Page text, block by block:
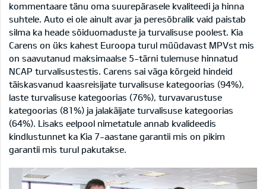
kommentaare tänu oma suurepärasele kvaliteedi ja hinna
suhtele. Auto ei ole ainult avar ja peresõbralik vaid paistab
silma ka heade sõiduomaduste ja turvalisuse poolest. Kia
Carens on üks kahest Euroopa turul müüdavast MPVst mis
on saavutanud maksimaalse 5-tärni tulemuse hinnatud
NCAP turvalisustestis. Carens sai väga kõrgeid hindeid
täiskasvanud kaasreisijate turvalisuse kategoorias (94%),
laste turvalisuse kategoorias (76%), turvavarustuse
kategoorias (81%) ja jalakäijate turvalisuse kategoorias
(64%). Lisaks eelpool nimetatule annab kvalideedis
kindlustunnet ka Kia 7-aastane garantii mis on pikim
garantii mis turul pakutakse.